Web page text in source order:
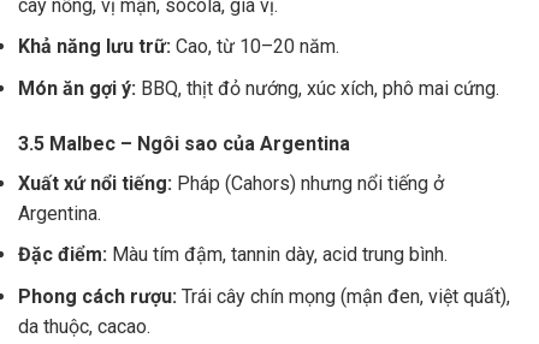
cay nồng, vị mận, socola, gia vị.
Khả năng lưu trữ: Cao, từ 10–20 năm.
Món ăn gợi ý: BBQ, thịt đỏ nướng, xúc xích, phô mai cứng.
3.5 Malbec – Ngôi sao của Argentina
Xuất xứ nổi tiếng: Pháp (Cahors) nhưng nổi tiếng ở
Argentina.
Đặc điểm: Màu tím đậm, tannin dày, acid trung bình.
Phong cách rượu: Trái cây chín mọng (mận đen, việt quất),
da thuộc, cacao.